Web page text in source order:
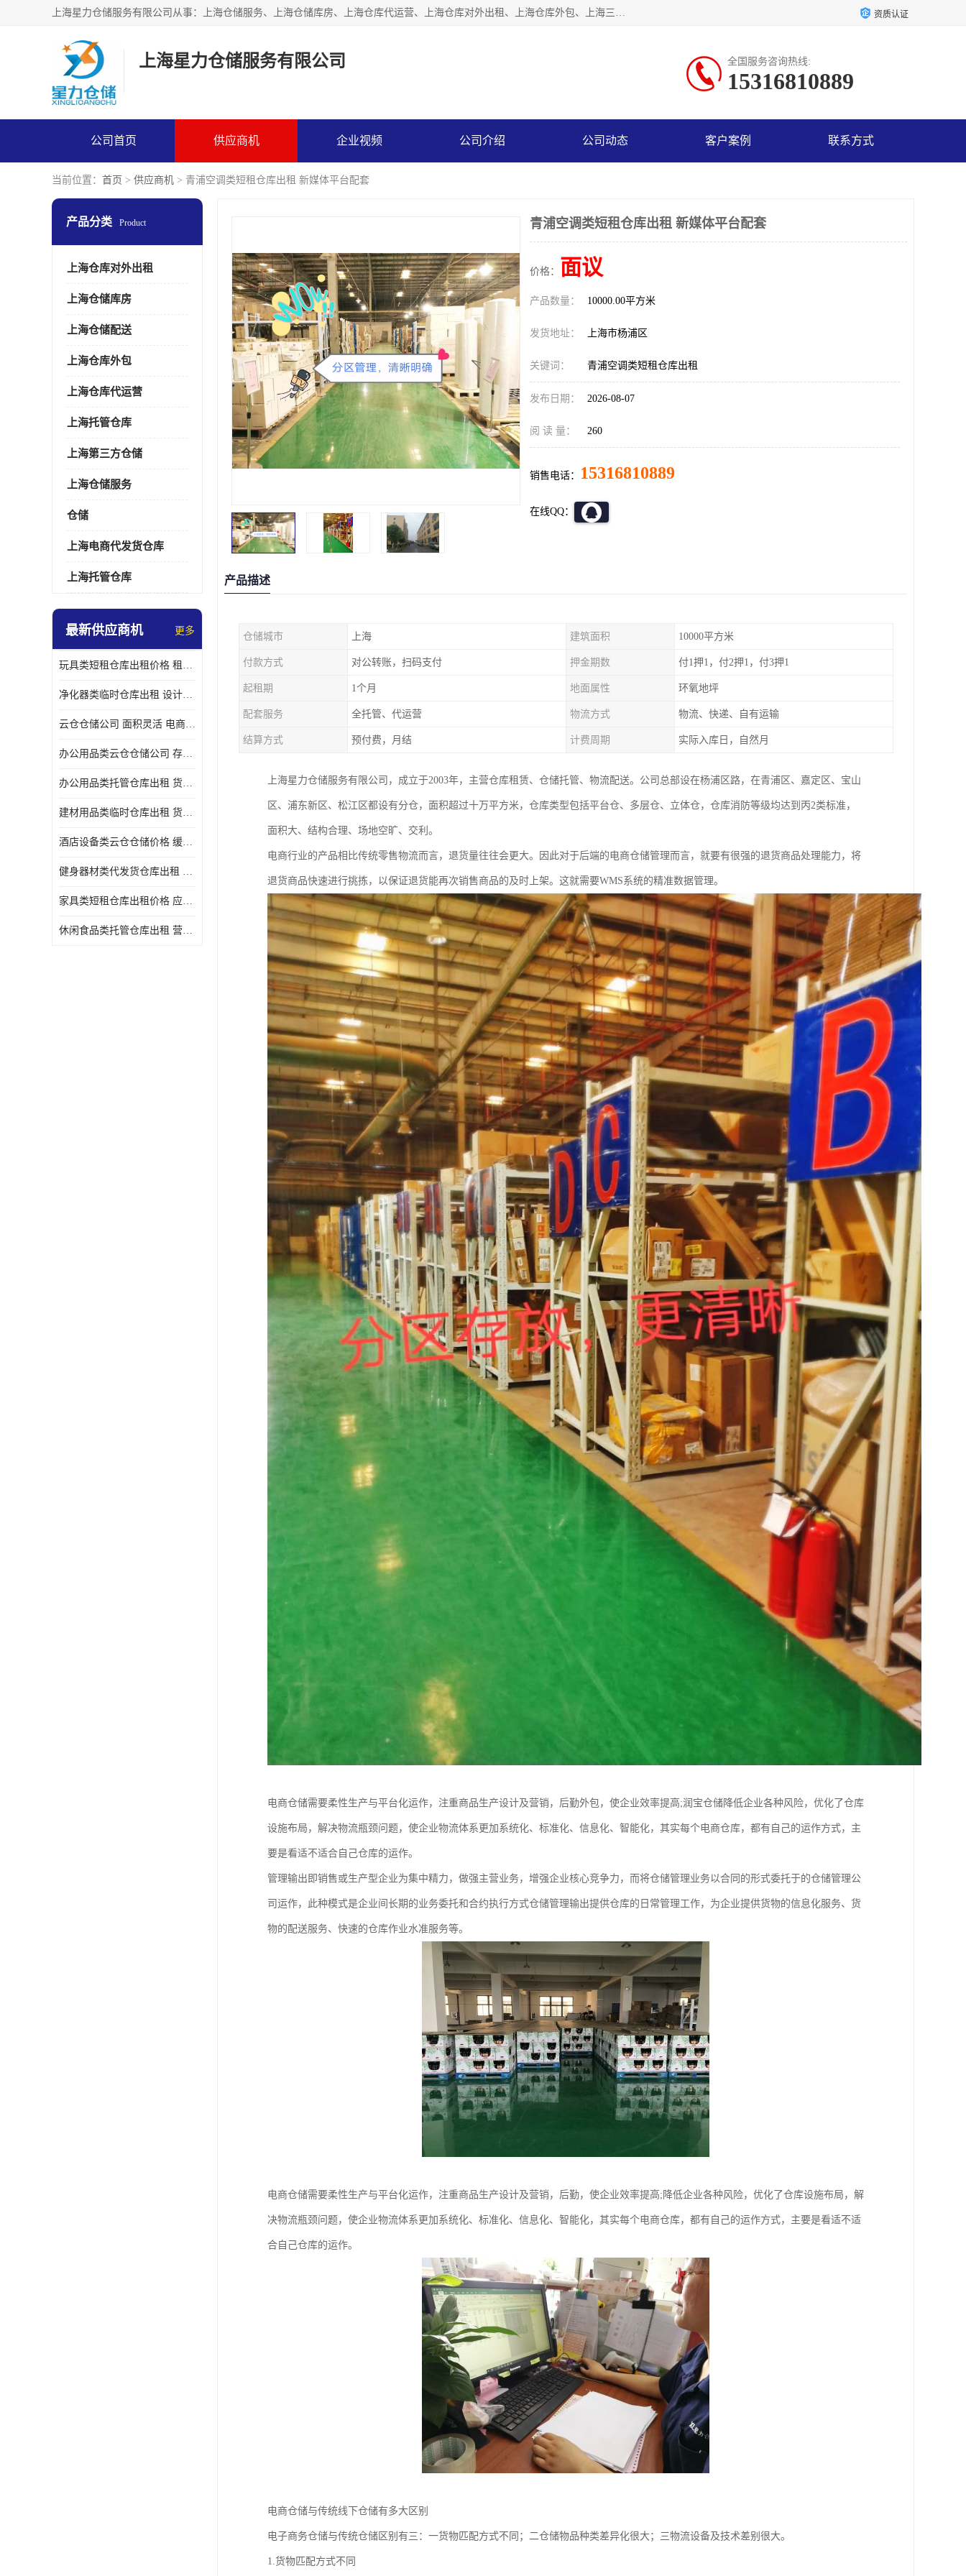
上海星力仓储服务有限公司从事：上海仓储服务、上海仓储库房、上海仓库代运营、上海仓库对外出租、上海仓库外包、上海三方仓储、上海电商仓储代发、上海电商代发货仓库、上海托管仓库、上海仓储配送。上海星力仓储服务有限公司现在拥有100个分仓、10万余平方的标准库房，精炼员工几百名，与几千家客户合作，公司已跻身上海仓储行业前列。欢迎来电咨询！ 资质认证
上海星力仓储服务有限公司 全国服务咨询热线:
15316810889
公司首页 供应商机 企业视频 公司介绍 公司动态 客户案例 联系方式
当前位置： 首页 > 供应商机 > 青浦空调类短租仓库出租 新媒体平台配套
产品分类 Product
上海仓库对外出租
上海仓储库房
上海仓储配送
上海仓库外包
上海仓库代运营
上海托管仓库
上海第三方仓储
上海仓储服务
仓储
上海电商代发货仓库
上海托管仓库
最新供应商机 更多
玩具类短租仓库出租价格 租期灵活 智能电商配套
净化器类临时仓库出租 设计简单 电商仓储物流战略合作
云仓仓储公司 面积灵活 电商仓储物流战略合作
办公用品类云仓仓储公司 存货周转很快 电商仓储物流战略整合
办公用品类托管仓库出租 货物装卸方便 电商仓储物流战略合作
建材用品类临时仓库出租 货物装卸方便 仓储供应链配套
酒店设备类云仓仓储价格 缓解企业储存压力 智能电商配套
健身器材类代发货仓库出租 租期灵活 新媒体平台配套
家具类短租仓库出租价格 应用广泛 智能电商配套
休闲食品类托管仓库出租 营造良好环境氛围 垂直电商配套
青浦空调类短租仓库出租 新媒体平台配套
价格： 面议
产品数量： 10000.00平方米
发货地址： 上海市杨浦区
关键词： 青浦空调类短租仓库出租
发布日期： 2026-08-07
阅 读 量： 260
销售电话： 15316810889
在线QQ：
产品描述
仓储城市 上海 建筑面积 10000平方米
付款方式 对公转账，扫码支付 押金期数 付1押1，付2押1，付3押1
起租期 1个月 地面属性 环氧地坪
配套服务 全托管、代运营 物流方式 物流、快递、自有运输
结算方式 预付费，月结 计费周期 实际入库日，自然月
上海星力仓储服务有限公司，成立于2003年，主营仓库租赁、仓储托管、物流配送。公司总部设在杨浦区路，在青浦区、嘉定区、宝山
区、浦东新区、松江区都设有分仓，面积超过十万平方米，仓库类型包括平台仓、多层仓、立体仓，仓库消防等级均达到丙2类标准，
面积大、结构合理、场地空旷、交利。
电商行业的产品相比传统零售物流而言，退货量往往会更大。因此对于后端的电商仓储管理而言，就要有很强的退货商品处理能力，将
退货商品快速进行挑拣，以保证退货能再次销售商品的及时上架。这就需要WMS系统的精准数据管理。
电商仓储需要柔性生产与平台化运作，注重商品生产设计及营销，后勤外包，使企业效率提高;润宝仓储降低企业各种风险，优化了仓库
设施布局，解决物流瓶颈问题，使企业物流体系更加系统化、标准化、信息化、智能化，其实每个电商仓库，都有自己的运作方式，主
要是看适不适合自己仓库的运作。
管理输出即销售或生产型企业为集中精力，做强主营业务，增强企业核心竞争力，而将仓储管理业务以合同的形式委托于的仓储管理公
司运作，此种模式是企业间长期的业务委托和合约执行方式仓储管理输出提供仓库的日常管理工作，为企业提供货物的信息化服务、货
物的配送服务、快速的仓库作业水准服务等。
电商仓储需要柔性生产与平台化运作，注重商品生产设计及营销，后勤，使企业效率提高;降低企业各种风险，优化了仓库设施布局，解
决物流瓶颈问题，使企业物流体系更加系统化、标准化、信息化、智能化，其实每个电商仓库，都有自己的运作方式，主要是看适不适
合自己仓库的运作。
电商仓储与传统线下仓储有多大区别
电子商务仓储与传统仓储区别有三：一货物匹配方式不同；二仓储物品种类差异化很大；三物流设备及技术差别很大。
1.货物匹配方式不同